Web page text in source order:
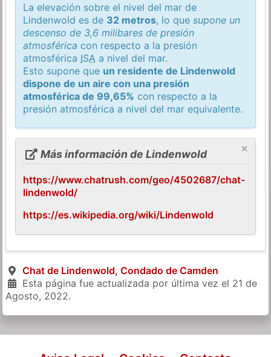
La elevación sobre el nivel del mar de
Lindenwold es de 32 metros, lo quesupone un
descenso de 3,6 milibares de presión
atmosférica con respecto a la presión
atmosférica ISA a nivel del mar.
Esto supone que un residente de Lindenwold
dispone de un aire con una presión
atmosférica de 99,65% con respecto a la
presión atmosférica a nivel del mar equivalente.
×
Más información de Lindenwold
https://www.chatrush.com/geo/4502687/chat-
lindenwold/
https://es.wikipedia.org/wiki/Lindenwold
Chat de Lindenwold, Condado de Camden
Esta página fue actualizada por última vez el 21 de
Agosto, 2022.